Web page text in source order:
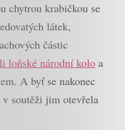
chytrou krabičkou se
látek,
částic
loňské národní kolo a
A byť se nakonec
soutěži jim otevřela